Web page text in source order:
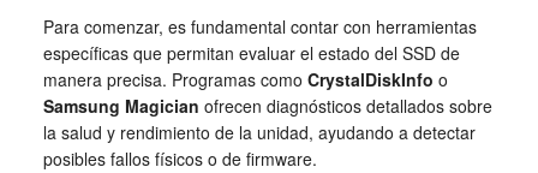
Para comenzar, es fundamental contar con herramientas
específicas que permitan evaluar el estado del SSD de
manera precisa. Programas como CrystalDiskInfo o
Samsung Magician ofrecen diagnósticos detallados sobre
la salud y rendimiento de la unidad, ayudando a detectar
posibles fallos físicos o de firmware.